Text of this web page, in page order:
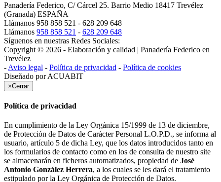
Panadería Federico, C/ Cárcel 25. Barrio Medio 18417 Trevélez
(Granada) ESPAÑA
Llámanos 958 858 521 - 628 209 648
Llámanos 958 858 521 - 628 209 648
Síguenos en nuestras Redes Sociales:
Copyright © 2026 - Elaboración y calidad | Panadería Federico en
Trevélez
- Aviso legal - Política de privacidad - Política de cookies
Diseñado porACUABIT
×Cerrar
Política de privacidad
En cumplimiento de la Ley Orgánica 15/1999 de 13 de diciembre,
de Protección de Datos de Carácter Personal L.O.P.D., se informa al
usuario, artículo 5 de dicha Ley, que los datos introducidos tanto en
los formularios de contacto como en los de consulta de nuestro site
se almacenarán en ficheros automatizados, propiedad de José
Antonio González Herrera, a los cuales se les dará el tratamiento
estipulado por la Ley Orgánica de Protección de Datos.